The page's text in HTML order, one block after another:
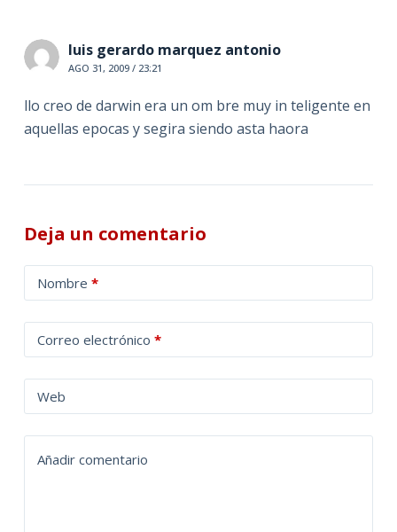
luis gerardo marquez antonio
AGO 31, 2009 / 23:21
llo creo de darwin era un om bre muy in teligente en
aquellas epocas y segira siendo asta haora
Deja un comentario
Nombre *
Correo electrónico *
Web
Añadir comentario
l
t
a
t